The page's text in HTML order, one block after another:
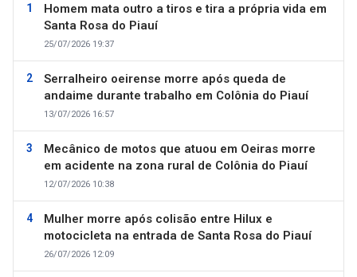
Homem mata outro a tiros e tira a própria vida em
Santa Rosa do Piauí
25/07/2026 19:37
Serralheiro oeirense morre após queda de
andaime durante trabalho em Colônia do Piauí
13/07/2026 16:57
Mecânico de motos que atuou em Oeiras morre
em acidente na zona rural de Colônia do Piauí
12/07/2026 10:38
Mulher morre após colisão entre Hilux e
motocicleta na entrada de Santa Rosa do Piauí
26/07/2026 12:09